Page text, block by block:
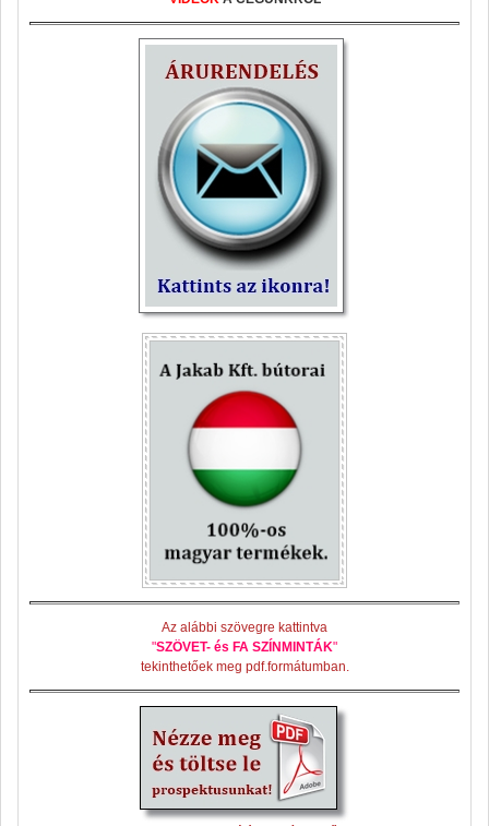
Az alábbi szövegre kattintva
"SZÖVET- és FA SZÍNMINTÁK"
tekinthetőek meg pdf.formátumban.